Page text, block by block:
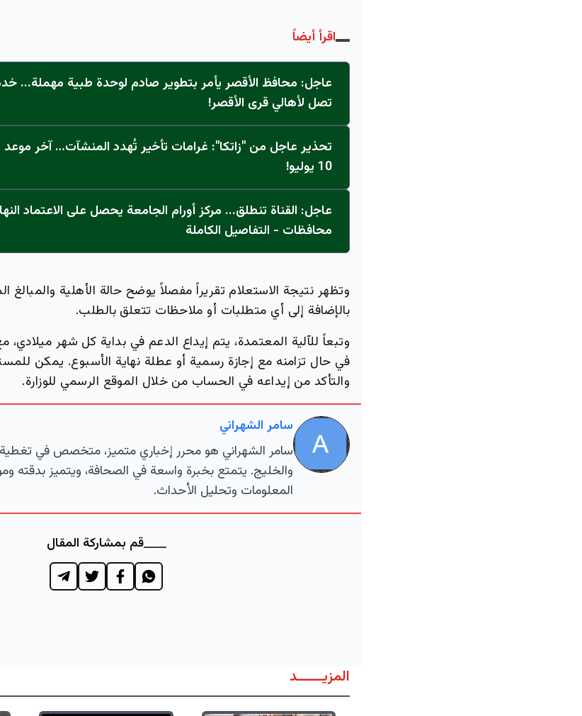
اقرأ أيضاً
عاجل: محافظ الأقصر يأمر بتطوير صادم لوحدة طبية مهملة...
تصل لأهالي قرى الأقصر!
تحذير عاجل من "زاتكا": غرامات تأخير تُهدد المنشآت… آخر موعد
10 يوليو!
محافظات - التفاصيل الكاملة
وتظهر نتيجة الاستعلام تقريراً مفصلاً يوضح حالة الأهلية
بالإضافة إلى أي متطلبات أو ملاحظات تتعلق بالطلب.
وتبعاً للآلية المعتمدة، يتم إيداع الدعم في بداية كل شهر ميلادي،
في حال تزامنه مع إجازة رسمية أو عطلة نهاية الأسبوع. يمكن
والتأكد من إيداعه في الحساب من خلال الموقع الرسمي للوزارة.
سامر الشهراني
سامر الشهراني هو محرر إخباري متميز، متخصص في تغطية
والخليج. يتمتع بخبرة واسعة في الصحافة، ويتميز بدقته
المعلومات وتحليل الأحداث.
قم بمشاركة المقال
المزيــــــد